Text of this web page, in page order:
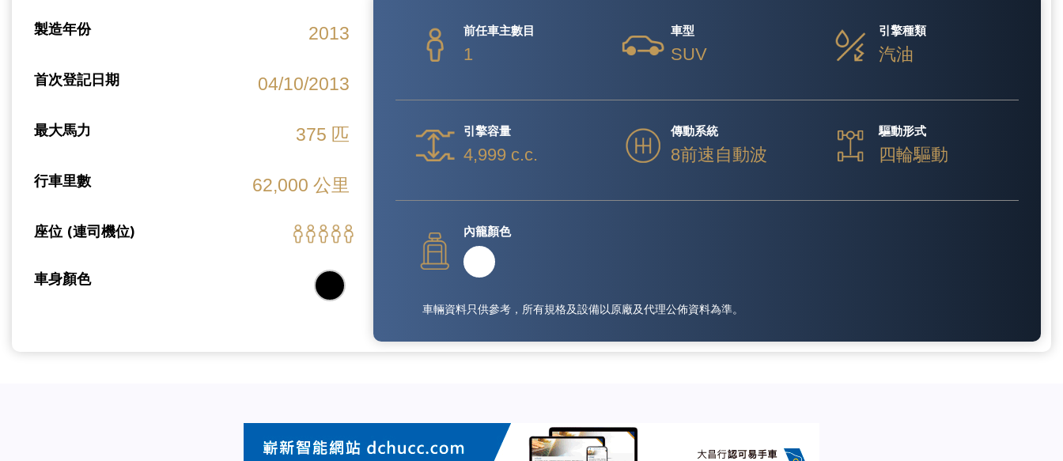
製造年份 2013
首次登記日期 04/10/2013
最大馬力 375 匹
行車里數 62,000 公里
座位 (連司機位)
車身顏色
前任車主數目
1
車型
SUV
引擎種類
汽油
引擎容量
4,999 c.c.
傳動系統
8前速自動波
驅動形式
四輪驅動
內籠顏色
車輛資料只供參考，所有規格及設備以原廠及代理公佈資料為準。